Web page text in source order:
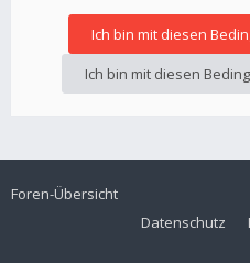
Foren-Übersicht
Datenschutz